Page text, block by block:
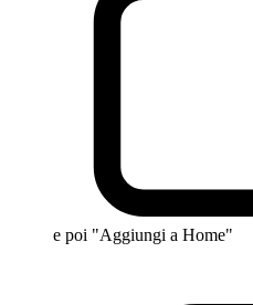
e poi "Aggiungi a Home"